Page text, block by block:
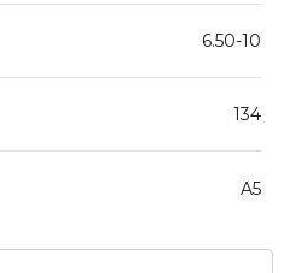
6.50-10
134
A5